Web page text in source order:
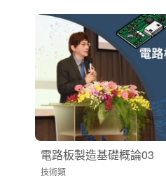
電路板製造基礎概論03
技術類